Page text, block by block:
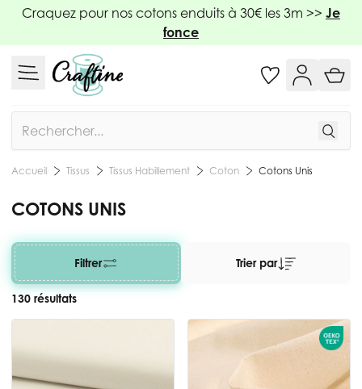
Allez au contenu
Craquez pour nos cotons enduits à 30€ les 3m >> Je
fonce
Accueil Tissus Tissus Habillement Coton Cotons Unis
COTONS UNIS
Filtrer
130 résultats
Trier par